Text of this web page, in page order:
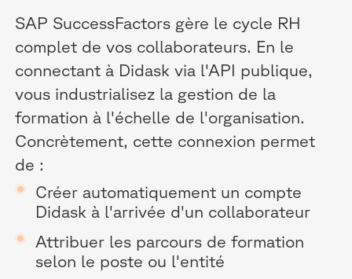
SAP SuccessFactors gère le cycle RH
complet de vos collaborateurs. En le
connectant à Didask via l'API publique,
vous industrialisez la gestion de la
formation à l'échelle de l'organisation.
Concrètement, cette connexion permet
de :
Créer automatiquement un compte
Didask à l'arrivée d'un collaborateur
Attribuer les parcours de formation
selon le poste ou l'entité